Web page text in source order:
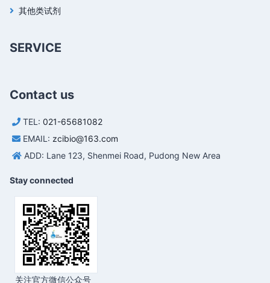
其他类试剂
SERVICE
Contact us
TEL: 021-65681082
EMAIL: zcibio@163.com
ADD: Lane 123, Shenmei Road, Pudong New Area
Stay connected
关注官方微信公众号